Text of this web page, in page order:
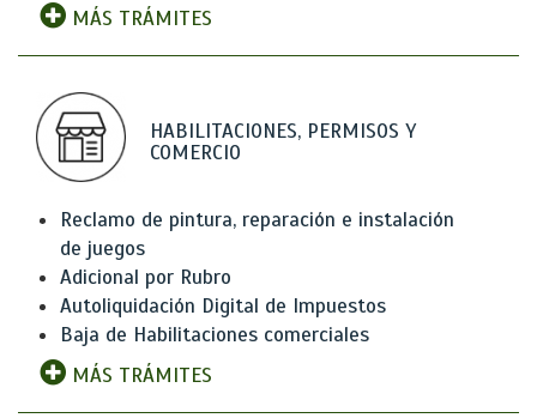
MÁS TRÁMITES
HABILITACIONES, PERMISOS Y
COMERCIO
Reclamo de pintura, reparación e instalación
de juegos
Adicional por Rubro
Autoliquidación Digital de Impuestos
Baja de Habilitaciones comerciales
MÁS TRÁMITES